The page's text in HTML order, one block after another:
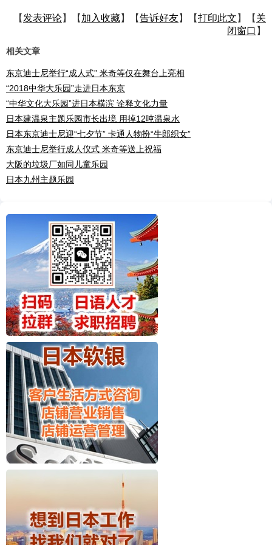
【 发表评论】【 加入收藏】【告诉好友】【打印此文 】【 关
闭窗口 】
相关文章
东京迪士尼举行“成人式” 米奇等仅在舞台上亮相
“2018中华大乐园”走进日本东京
“中华文化大乐园”进日本横滨 诠释文化力量
日本建温泉主题乐园市长出境 用掉12吨温泉水
日本东京迪士尼迎“七夕节” 卡通人物扮“牛郎织女”
东京迪士尼举行成人仪式 米奇等送上祝福
大阪的垃圾厂如同儿童乐园
日本九州主题乐园